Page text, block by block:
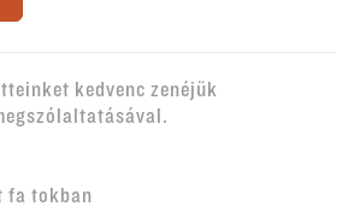
kedvenc zenéjük
fa tokban